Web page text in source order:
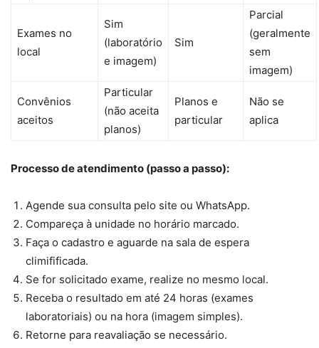
Exames no
local
Sim
(laboratório
e imagem)
Sim
Parcial
(geralmente
sem
imagem)
Convênios
aceitos
Particular
(não aceita
planos)
Planos e
particular
Não se
aplica
Processo de atendimento (passo a passo):
Agende sua consulta pelo site ou WhatsApp.
Compareça à unidade no horário marcado.
Faça o cadastro e aguarde na sala de espera
climifificada.
Se for solicitado exame, realize no mesmo local.
Receba o resultado em até 24 horas (exames
laboratoriais) ou na hora (imagem simples).
Retorne para reavaliação se necessário.